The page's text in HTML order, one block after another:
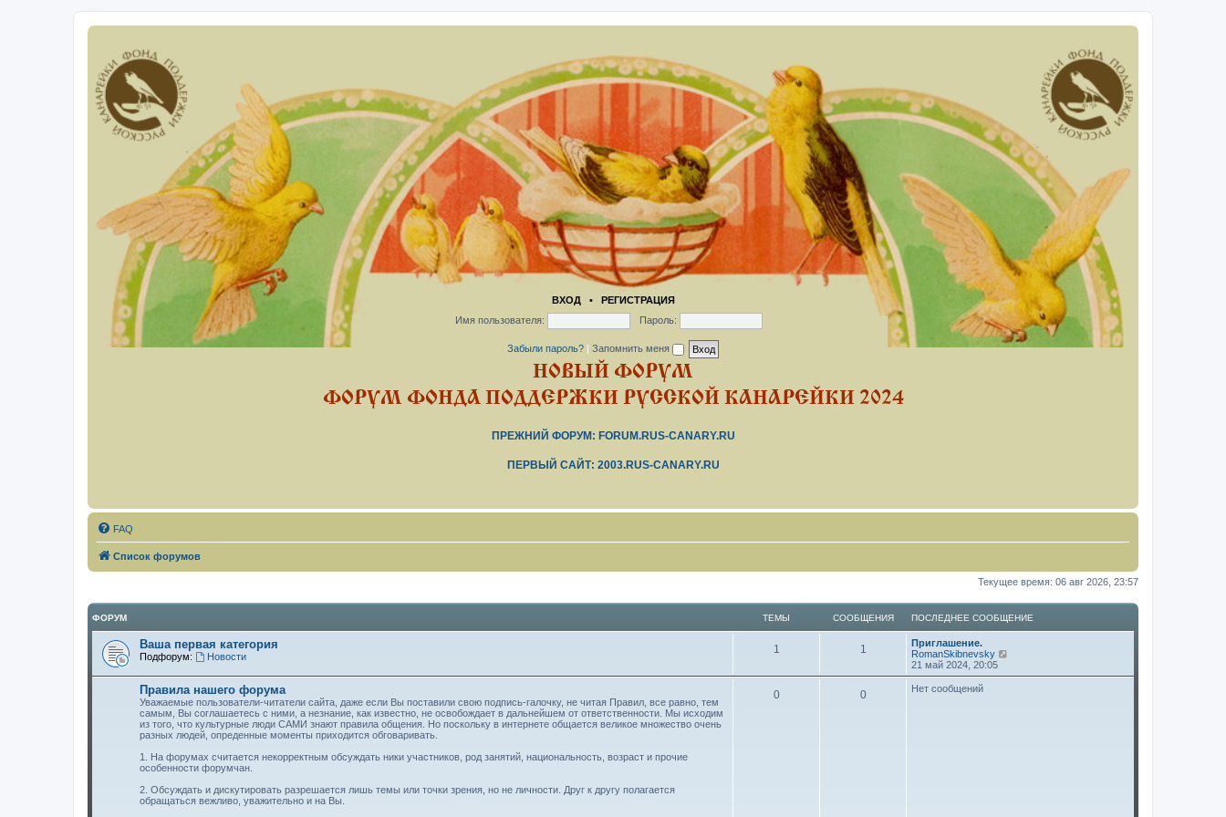
ВХОД• РЕГИСТРАЦИЯ
Имя пользователя:
Пароль:
Забыли пароль? | Запомнить меня
НОВЫЙ ФОРУМ
ФОРУМ ФОНДА ПОДДЕРЖКИ РУССКОЙ КАНАРЕЙКИ 2024
ПРЕЖНИЙ ФОРУМ: FORUM.RUS-CANARY.RU
ПЕРВЫЙ САЙТ: 2003.RUS-CANARY.RU
FAQ
Список форумов
Текущее время: 06 авг 2026, 23:57
ФОРУМ ТЕМЫ СООБЩЕНИЯ ПОСЛЕДНЕЕ СООБЩЕНИЕ
Ваша первая категория
Подфорум: Новости
1 1
Приглашение.
RomanSkibnevsky
р
21 май 2024, 20:05
Правила нашего форума
Уважаемые пользователи-читатели сайта, даже если Вы поставили свою подпись-галочку, не читая Правил, все равно, тем
самым, Вы соглашаетесь с ними, а незнание, как известно, не освобождает в дальнейшем от ответственности. Мы исходим
из того, что культурные люди САМИ знают правила общения. Но поскольку в интернете общается великое множество очень
разных людей, опреденные моменты приходится обговаривать.
1. На форумах считается некорректным обсуждать ники участников, род занятий, национальность, возраст и прочие
особенности форумчан.
2. Обсуждать и дискутировать разрешается лишь темы или точки зрения, но не личности. Друг к другу полагается
обращаться вежливо, уважительно и на Вы.
0 0 Нет сообщений